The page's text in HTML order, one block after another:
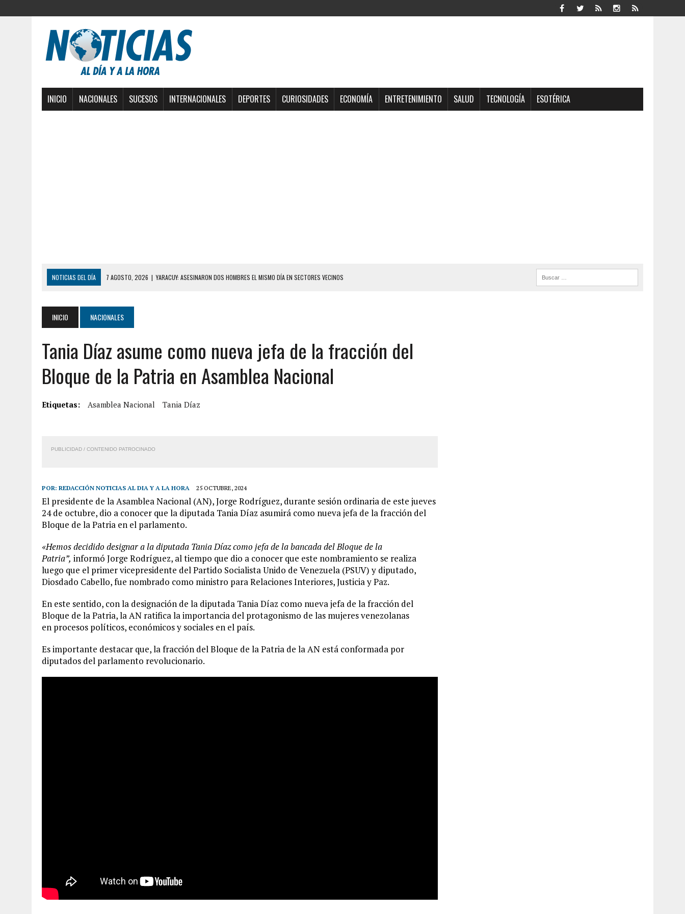
INICIO NACIONALES SUCESOS INTERNACIONALES DEPORTES CURIOSIDADES ECONOMÍA ENTRETENIMIENTO SALUD TECNOLOGÍA ESOTÉRICA
NOTICIAS DEL DÍA 7 AGOSTO, 2026 | YARACUY: ASESINARON DOS HOMBRES EL MISMO DÍA EN SECTORES VECINOS
6 AGOSTO, 2026 | BARINAS: ADOLESCENTE SE QUITÓ LA VIDA TRAS SER ACOSADA Y ABUSADA POR LA PAREJA DE SU ABUELA
6 AGOSTO, 2026 |
CONMOCIÓN EN COLORADO POR ASESINATO DE UNA ADOLESCENTE VENEZOLANA EN REUNIÓN CON AMIGOS
5 AGOSTO, 2026
| PRESUNTO BROTE PSICÓTICO POR FALTA DE TRATAMIENTO DESENCADENÓ TRAGEDIA FAMILIAR
5 AGOSTO, 2026
|
HORROR EN BARINAS: UN HOMBRE INDUJO AL SUICIDIO A UNA ADOLESCENTE DE 13 AÑOS TRAS ABUSAR DE ELLA
7 AGOSTO, 2026
INICIO NACIONALES
Tania Díaz asume como nueva jefa de la fracción del
Bloque de la Patria en Asamblea Nacional
Etiquetas: Asamblea Nacional Tania Díaz
PUBLICIDAD / CONTENIDO PATROCINADO
POR: REDACCIÓN NOTICIAS AL DIA Y A LA HORA 25 OCTUBRE, 2024
El presidente de la Asamblea Nacional (AN), Jorge Rodríguez, durante sesión ordinaria de este jueves
24 de octubre, dio a conocer que la diputada Tania Díaz asumirá como nueva jefa de la fracción del
Bloque de la Patria en el parlamento.
«Hemos decidido designar a la diputada Tania Díaz como jefa de la bancada del Bloque de la
Patria”, informó Jorge Rodríguez, al tiempo que dio a conocer que este nombramiento se realiza
luego que el primer vicepresidente del Partido Socialista Unido de Venezuela (PSUV) y diputado,
Diosdado Cabello, fue nombrado como ministro para Relaciones Interiores, Justicia y Paz.
En este sentido, con la designación de la diputada Tania Díaz como nueva jefa de la fracción del
Bloque de la Patria, la AN ratifica la importancia del protagonismo de las mujeres venezolanas
en procesos políticos, económicos y sociales en el país.
Es importante destacar que, la fracción del Bloque de la Patria de la AN está conformada por
diputados del parlamento revolucionario.